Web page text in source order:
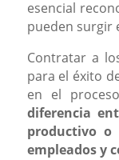
esencial
pueden surgir
Contratar a
para el éxito
en el
diferencia
productivo
empleados y